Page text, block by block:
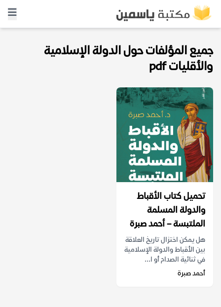
جميع المؤلفات حول الدولة الإسلامية
والأقليات pdf
تحميل كتاب الأقباط
والدولة المسلمة
الملتبسة – أحمد صبرة
هل يمكن اختزال تاريخ العلاقة
بين الأقباط والدولة الإسلامية
في ثنائية الصدام أو ا...
أحمد صبرة